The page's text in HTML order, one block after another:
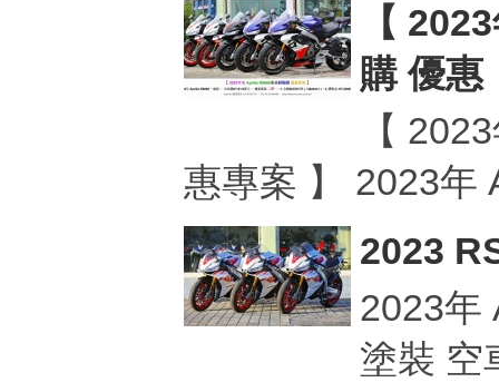
【
購 優惠
【
惠專案 】 2023年
2023
2023年
塗裝 空